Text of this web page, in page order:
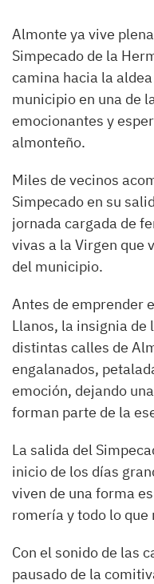
Almonte ya vive
Simpecado de la
camina hacia la
municipio en una de
emocionantes y
almonteño.
Miles de vecinos
Simpecado en su
jornada cargada de
vivas a la Virgen que
del municipio.
Antes de emprender
Llanos, la insignia
distintas calles de
engalanados,
emoción, dejando
forman parte de la
La salida del
inicio de los días
viven de una forma
romería y todo lo que
Con el sonido de las
pausado de la